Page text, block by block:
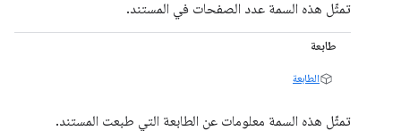
تمثّل هذه السمة عدد الصفحات في المستند.
طابعة
الطابعة
تمثّل هذه السمة معلومات عن الطابعة التي طبعت المستند.